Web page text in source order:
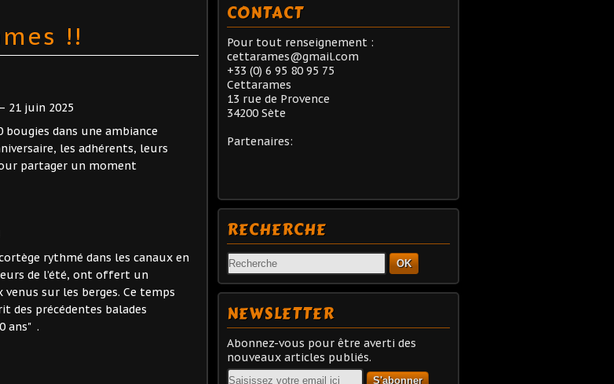
!!
21 juin 2025
bougies dans une ambiance
les adhérents, leurs
partager un moment
rythmé dans les canaux en
de l’été, ont offert un
sur les berges. Ce temps
des précédentes balades
ans" .
CONTACT
Pour tout renseignement :
cettarames@gmail.com
+33 (0) 6 95 80 95 75
Cettarames
13 rue de Provence
34200 Sète
Partenaires:
RECHERCHE
OK
NEWSLETTER
Abonnez-vous pour être averti des
nouveaux articles publiés.
Email